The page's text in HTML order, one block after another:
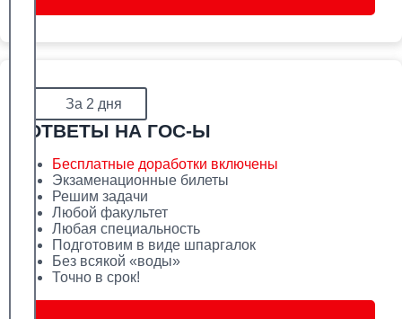
За 2 дня
ОТВЕТЫ НА ГОС-Ы
Бесплатные доработки включены
Экзаменационные билеты
Решим задачи
Любой факультет
Любая специальность
Подготовим в виде шпаргалок
Без всякой «воды»
Точно в срок!